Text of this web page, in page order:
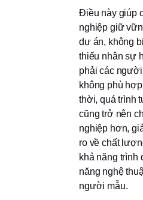
Điều này giúp
nghiệp giữ
dự án, không
thiếu nhân sự
phải các người
không phù
thời, quá trình
cũng trở nên
nghiệp hơn,
ro về chất
khả năng trình
năng nghệ
người mẫu.